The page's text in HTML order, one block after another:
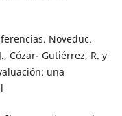
Noveduc.
Cózar- Gutiérrez, R. y
una